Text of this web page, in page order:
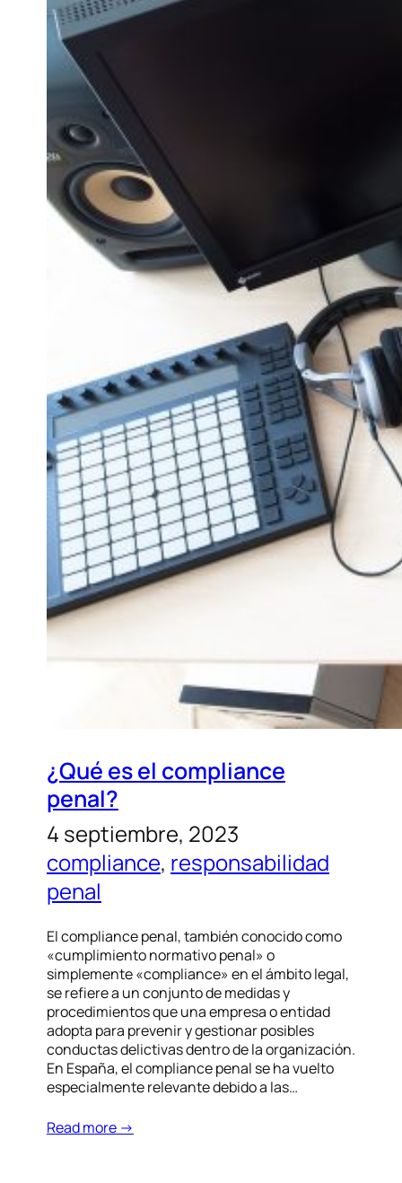
¿Qué es el compliance
penal?
4 septiembre, 2023
compliance, responsabilidad
penal
El compliance penal, también conocido como
«cumplimiento normativo penal» o
simplemente «compliance» en el ámbito legal,
se refiere a un conjunto de medidas y
procedimientos que una empresa o entidad
adopta para prevenir y gestionar posibles
conductas delictivas dentro de la organización.
En España, el compliance penal se ha vuelto
especialmente relevante debido a las…
Read more →